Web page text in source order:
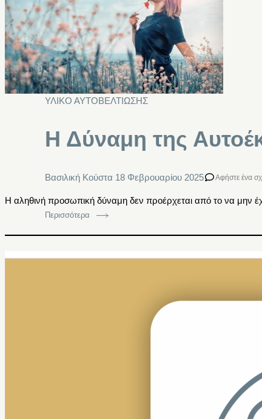
ΥΛΙΚΟ ΑΥΤΟΒΕΛΤΙΩΣΗΣ
Η Δύναμη της
Βασιλική Κούστα 18 Φεβρουαρίου 2025 Αφήστε ένα
Η αληθινή προσωπική δύναμη δεν προέρχεται από το να μην
Περισσότερα